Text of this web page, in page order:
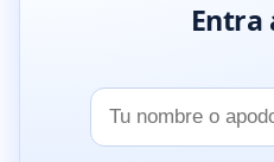
Entra
Tu
nombre